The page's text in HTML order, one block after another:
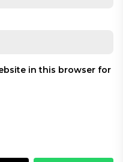
in this browser for